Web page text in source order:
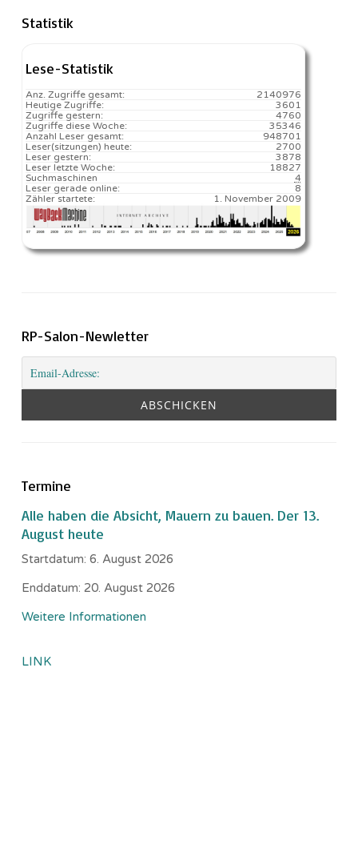
Statistik
Lese-Statistik
2140976
Anz. Zugriffe gesamt:
3601
Heutige Zugriffe:
4760
Zugriffe gestern:
35346
Zugriffe diese Woche:
948701
Anzahl Leser gesamt:
2700️
Leser(sitzungen) heute:
3878
Leser gestern:
18827️
Leser letzte Woche:
4
Suchmaschinen
8
Leser gerade online:
1. November 2009
Zähler startete:
RP-Salon-Newletter
Termine
Alle haben die Absicht, Mauern zu bauen. Der 13.
August heute
Startdatum: 6. August 2026
Enddatum: 20. August 2026
Weitere Informationen
LINK